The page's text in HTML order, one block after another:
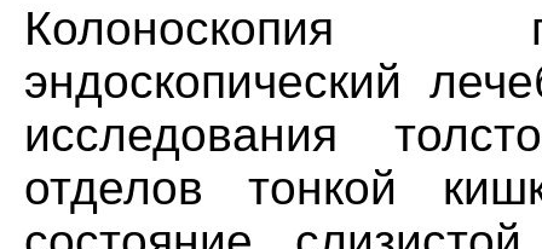
Колоноскопия
эндоскопический
исследования
отделов тонкой